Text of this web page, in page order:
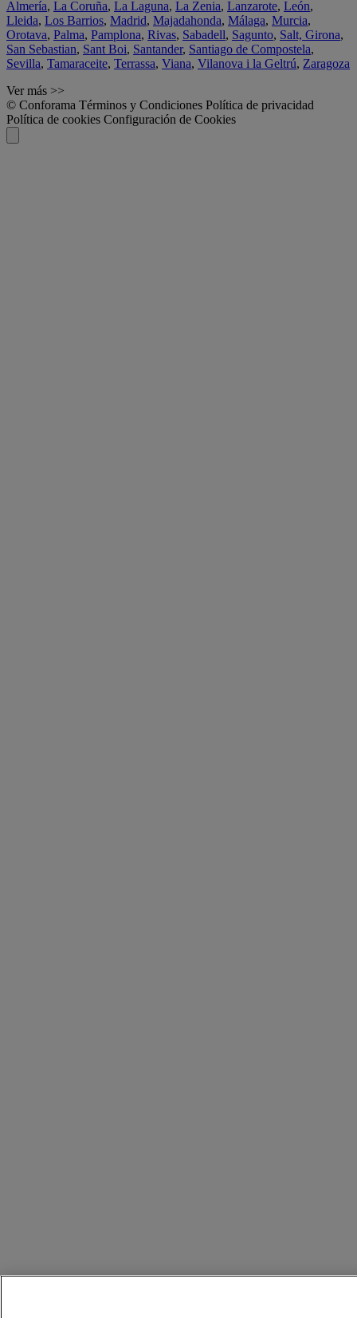
Almería, La Coruña, La Laguna, La Zenia, Lanzarote, León,
Lleida, Los Barrios, Madrid, Majadahonda, Málaga, Murcia,
Orotava, Palma, Pamplona, Rivas, Sabadell, Sagunto, Salt, Girona,
San Sebastian, Sant Boi, Santander, Santiago de Compostela,
Sevilla, Tamaraceite, Terrassa, Viana, Vilanova i la Geltrú, Zaragoza
Ver más >>
© Conforama Términos y Condiciones Política de privacidad
Política de cookies Configuración de Cookies